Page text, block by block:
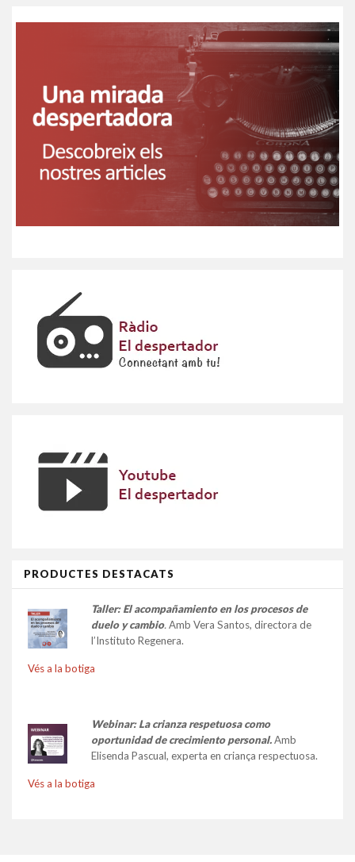
PRODUCTES DESTACATS
Taller: El acompañamiento en los procesos de
duelo y cambio.Amb Vera Santos, directora de
l’Instituto Regenera.
Vés a la botiga
Webinar: La crianza respetuosa como
oportunidad de crecimiento personal.Amb
Elisenda Pascual, experta en criança respectuosa.
Vés a la botiga